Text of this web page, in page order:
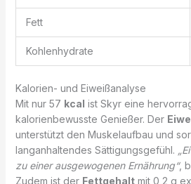
Fett
Kohlenhydrate
Kalorien- und Eiweißanalyse
Mit nur 57 kcal ist Skyr eine
kalorienbewusste Genießer. Der
unterstützt den Muskelaufbau und
langanhaltendes Sättigungsgefühl.
zu einer ausgewogenen Ernährung“,
Zudem ist der Fettgehaltmit 0,2 g